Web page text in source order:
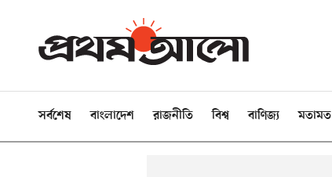
সর্বশেষ বাংলাদেশ রাজনীতি বিশ্ব বাণিজ্য মতামত